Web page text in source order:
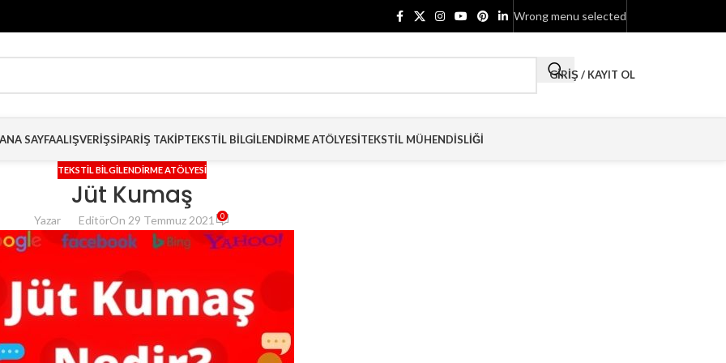
Wrong menu selected
GIRIŞ / KAYIT OL
ANA SAYFAALIŞVERIŞSIPARIŞ TAKIPTEKSTIL BILGILENDIRME ATÖLYESITEKSTIL MÜHENDISLIĞI
TEKSTIL BILGILENDIRME ATÖLYESI
Jüt Kumaş
Yazar EditörOn 29 Temmuz 2021 0